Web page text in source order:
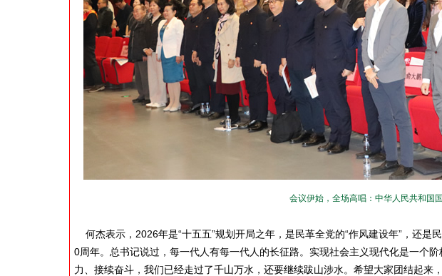
会议伊始，全场高唱：中华人民共和国
何杰表示，2026年是“十五五”规划开局之年，是民革全党的“作风建设年”，还是
0周年。总书记说过，每一代人有每一代人的长征路。实现社会主义现代化是一个
力、接续奋斗，我们已经走过了千山万水，还要继续跋山涉水。希望大家团结起来